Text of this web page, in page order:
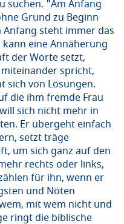
suchen. "Am Anfang
Grund zu Beginn
Anfang steht immer das
eine Annäherung
der Worte setzt,
spricht,
sich von Lösungen.
die ihm fremde Frau
sich nicht mehr in
Er übergeht einfach
setzt träge
um sich ganz auf den
rechts oder links,
für ihn, wenn er
und Nöten
mit wem nicht und
ringt die biblische